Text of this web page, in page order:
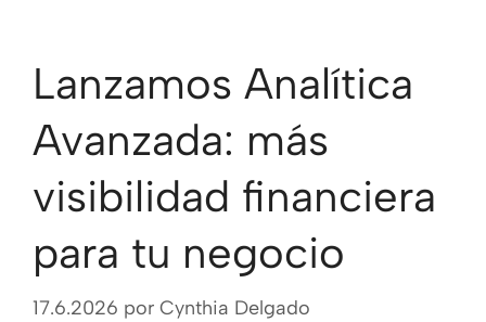
Lanzamos Analítica
Avanzada: más
visibilidad financiera
para tu negocio
17.6.2026 por Cynthia Delgado